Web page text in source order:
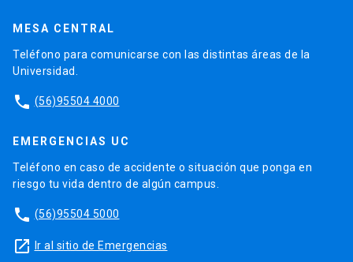
MESA CENTRAL
Teléfono para comunicarse con las distintas áreas de la
Universidad.
phone (56)95504 4000
EMERGENCIAS UC
Teléfono en caso de accidente o situación que ponga en
riesgo tu vida dentro de algún campus.
phone (56)95504 5000
launch Ir al sitio de Emergencias